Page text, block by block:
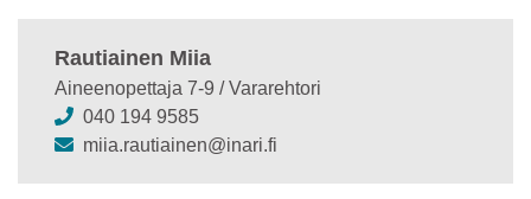
Rautiainen Miia
Aineenopettaja 7-9 / Vararehtori
040 194 9585
miia.rautiainen@inari.fi